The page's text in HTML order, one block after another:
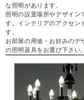
な照明があります。
照明の設置場所やデザイン
す。インテリアのアクセン
す。
お部屋の用途・お好みのデ
の照明器具をお選び下さい。